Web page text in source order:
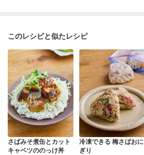
このレシピと似たレシピ
さばみそ煮缶とカット
キャベツののっけ丼
冷凍できる 梅さばおに
ぎり